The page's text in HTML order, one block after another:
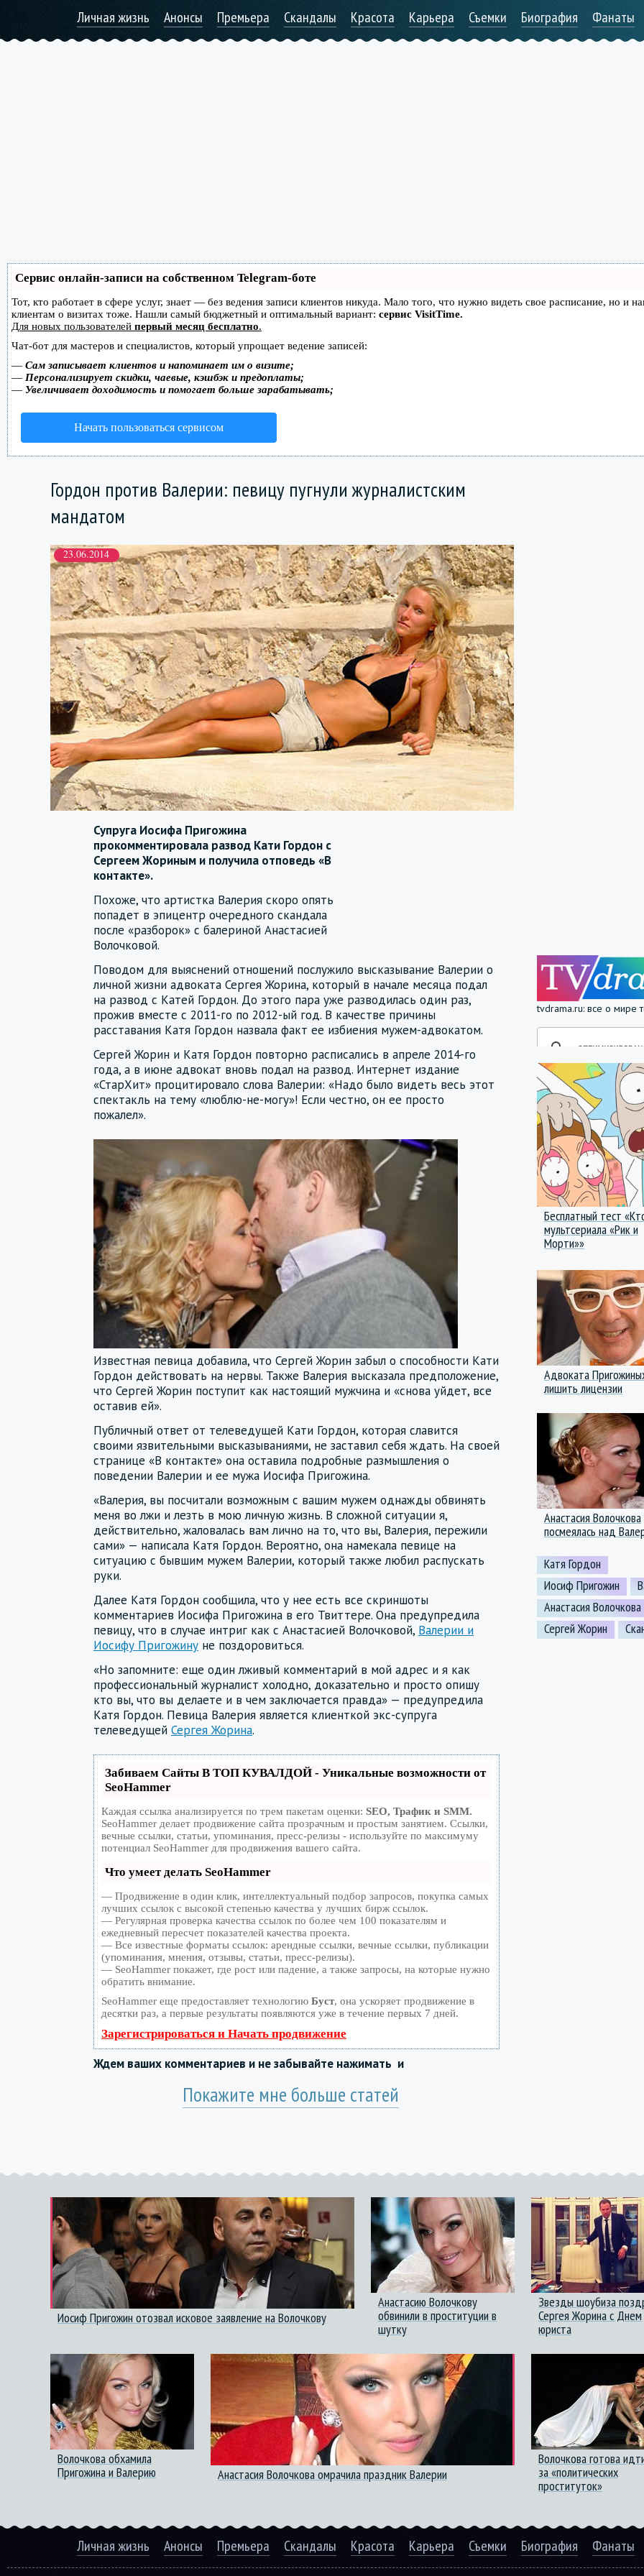
Личная жизнь Анонсы Премьера Скандалы Красота Карьера Съемки Биография Фанаты
Сервис онлайн-записи на собственном Telegram-боте
Тот, кто работает в сфере услуг, знает — без ведения записи клиентов никуда. Мало того, что нужно видеть свое расписание, но и
клиентам о визитах тоже. Нашли самый бюджетный и оптимальный вариант: сервис VisitTime.
Для новых пользователей первый месяц бесплатно.
Чат-бот для мастеров и специалистов, который упрощает ведение записей:
— Сам записывает клиентов и напоминает им о визите;
— Персонализирует скидки, чаевые, кэшбэк и предоплаты;
— Увеличивает доходимость и помогает больше зарабатывать;
Начать пользоваться сервисом
Гордон против Валерии: певицу пугнули журналистским
мандатом
23.06.2014
Супруга Иосифа Пригожина
прокомментировала развод Кати Гордон с
Сергеем Жориным и получила отповедь «В
контакте».
Похоже, что артистка Валерия скоро опять
попадет в эпицентр очередного скандала
после «разборок» с балериной Анастасией
Волочковой.
Поводом для выяснений отношений послужило высказывание Валерии о
личной жизни адвоката Сергея Жорина, который в начале месяца подал
на развод с Катей Гордон. До этого пара уже разводилась один раз,
прожив вместе с 2011-го по 2012-ый год. В качестве причины
расставания Катя Гордон назвала факт ее избиения мужем-адвокатом.
Сергей Жорин и Катя Гордон повторно расписались в апреле 2014-го
года, а в июне адвокат вновь подал на развод. Интернет издание
«СтарХит» процитировало слова Валерии: «Надо было видеть весь этот
спектакль на тему «люблю-не-могу»! Если честно, он ее просто
пожалел».
Известная певица добавила, что Сергей Жорин забыл о способности Кати
Гордон действовать на нервы. Также Валерия высказала предположение,
что Сергей Жорин поступит как настоящий мужчина и «снова уйдет, все
оставив ей».
Публичный ответ от телеведущей Кати Гордон, которая славится
своими язвительными высказываниями, не заставил себя ждать. На своей
странице «В контакте» она оставила подробные размышления о
поведении Валерии и ее мужа Иосифа Пригожина.
«Валерия, вы посчитали возможным с вашим мужем однажды обвинять
меня во лжи и лезть в мою личную жизнь. В сложной ситуации я,
действительно, жаловалась вам лично на то, что вы, Валерия, пережили
сами» — написала Катя Гордон. Вероятно, она намекала певице на
ситуацию с бывшим мужем Валерии, который также любил распускать
руки.
Далее Катя Гордон сообщила, что у нее есть все скриншоты
комментариев Иосифа Пригожина в его Твиттере. Она предупредила
певицу, что в случае интриг как с Анастасией Волочковой, Валерии и
Иосифу Пригожину не поздоровиться.
«Но запомните: еще один лживый комментарий в мой адрес и я как
профессиональный журналист холодно, доказательно и просто опишу
кто вы, что вы делаете и в чем заключается правда» — предупредила
Катя Гордон. Певица Валерия является клиенткой экс-супруга
телеведущей Сергея Жорина.
Забиваем Сайты В ТОП КУВАЛДОЙ - Уникальные возможности от
SeoHammer
Каждая ссылка анализируется по трем пакетам оценки: SEO, Трафик и SMM.
SeoHammer делает продвижение сайта прозрачным и простым занятием. Ссылки,
вечные ссылки, статьи, упоминания, пресс-релизы - используйте по максимуму
потенциал SeoHammer для продвижения вашего сайта.
Что умеет делать SeoHammer
— Продвижение в один клик, интеллектуальный подбор запросов, покупка самых
лучших ссылок с высокой степенью качества у лучших бирж ссылок.
— Регулярная проверка качества ссылок по более чем 100 показателям и
ежедневный пересчет показателей качества проекта.
— Все известные форматы ссылок: арендные ссылки, вечные ссылки, публикации
(упоминания, мнения, отзывы, статьи, пресс-релизы).
— SeoHammer покажет, где рост или падение, а также запросы, на которые нужно
обратить внимание.
SeoHammer еще предоставляет технологию Буст, она ускоряет продвижение в
десятки раз, а первые результаты появляются уже в течение первых 7 дней.
Зарегистрироваться и Начать продвижение
Ждем ваших комментариев и не забывайте нажимать и
Покажите мне больше статей
tvdrama.ru: все о мире
Бесплатный тест
мультсериала «Рик и
Морти»»
Адвоката
лишить лицензии
Анастасия Волочкова
посмеялась над
Катя Гордон
Иосиф Пригожин
Анастасия Волочкова
Сергей Жорин
Иосиф Пригожин отозвал исковое заявление на Волочкову
Анастасию Волочкову
обвинили в проституции в
шутку
Звезды шоубиза
Сергея Жорина с Днем
юриста
Волочкова обхамила
Пригожина и Валерию
Анастасия Волочкова омрачила праздник Валерии
Волочкова готова
за «политических
проституток»
Личная жизнь Анонсы Премьера Скандалы Красота Карьера Съемки Биография Фанаты